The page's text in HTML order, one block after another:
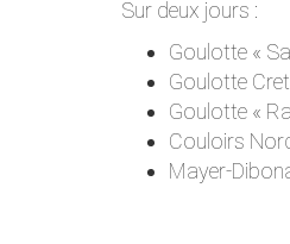
Sur deux jours :
Goulotte «
Goulotte Cret
Goulotte «
Couloirs
Mayer-